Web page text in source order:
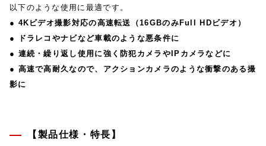
以下のような使用に最適です。
● 4Kビデオ撮影対応の高速転送（16GBのみFull HDビデオ）
● ドラレコやナビなど車載のような悪条件に
● 連続・繰り返し使用に強く防犯カメラやIPカメラなどに
● 高速で高耐久なので、アクションカメラのような衝撃のある撮
影に
【製品仕様・特長】